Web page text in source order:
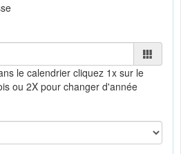
le calendrier cliquez 1x sur le
ou 2X pour changer d'année